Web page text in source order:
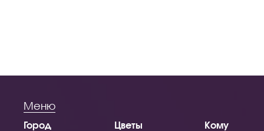
Меню
Город
Цветы
Кому